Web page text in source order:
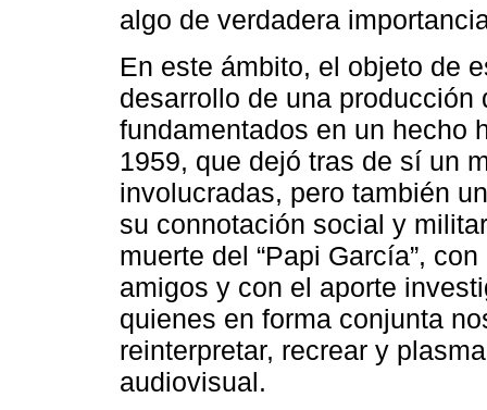
algo de verdadera
En este ámbito, el objeto de
desarrollo de una
fundamentados en un hecho
1959, que dejó tras de sí un
involucradas, pero también
su connotación social y
muerte del “Papi García”,
amigos y con el aporte
quienes en forma conjunta
reinterpretar, recrear y
audiovisual.